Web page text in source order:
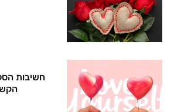
חשיבות